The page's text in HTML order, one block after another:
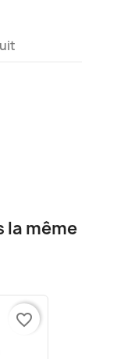
la même
favorite_border